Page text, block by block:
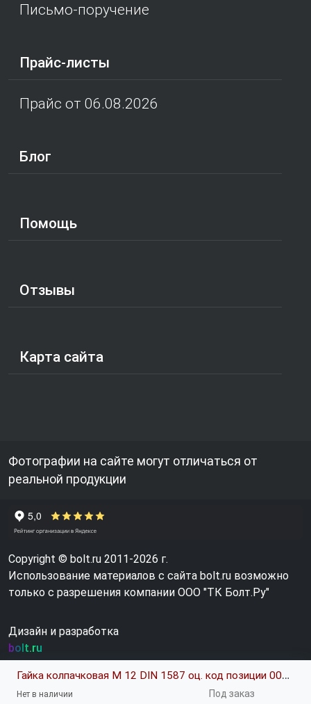
Гайка колпачковая М 12 DIN 1587 оц. код позиции 0022260
Нет в наличии Под заказ
Письмо-поручение
Прайс-листы
Прайс от 06.08.2026
Блог
Помощь
Отзывы
Карта сайта
Фотографии на сайте могут отличаться от
реальной продукции
Copyright © bolt.ru 2011-2026 г.
Использование материалов с сайта bolt.ru возможно
только с разрешения компании ООО "ТК Болт.Ру"
Дизайн и разработка
bolt.ru